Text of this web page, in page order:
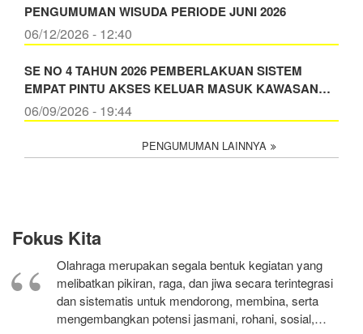
PENGUMUMAN WISUDA PERIODE JUNI 2026
06/12/2026 - 12:40
SE NO 4 TAHUN 2026 PEMBERLAKUAN SISTEM
EMPAT PINTU AKSES KELUAR MASUK KAWASAN…
06/09/2026 - 19:44
PENGUMUMAN LAINNYA
Fokus Kita
Olahraga merupakan segala bentuk kegiatan yang
melibatkan pikiran, raga, dan jiwa secara terintegrasi
dan sistematis untuk mendorong, membina, serta
mengembangkan potensi jasmani, rohani, sosial,…